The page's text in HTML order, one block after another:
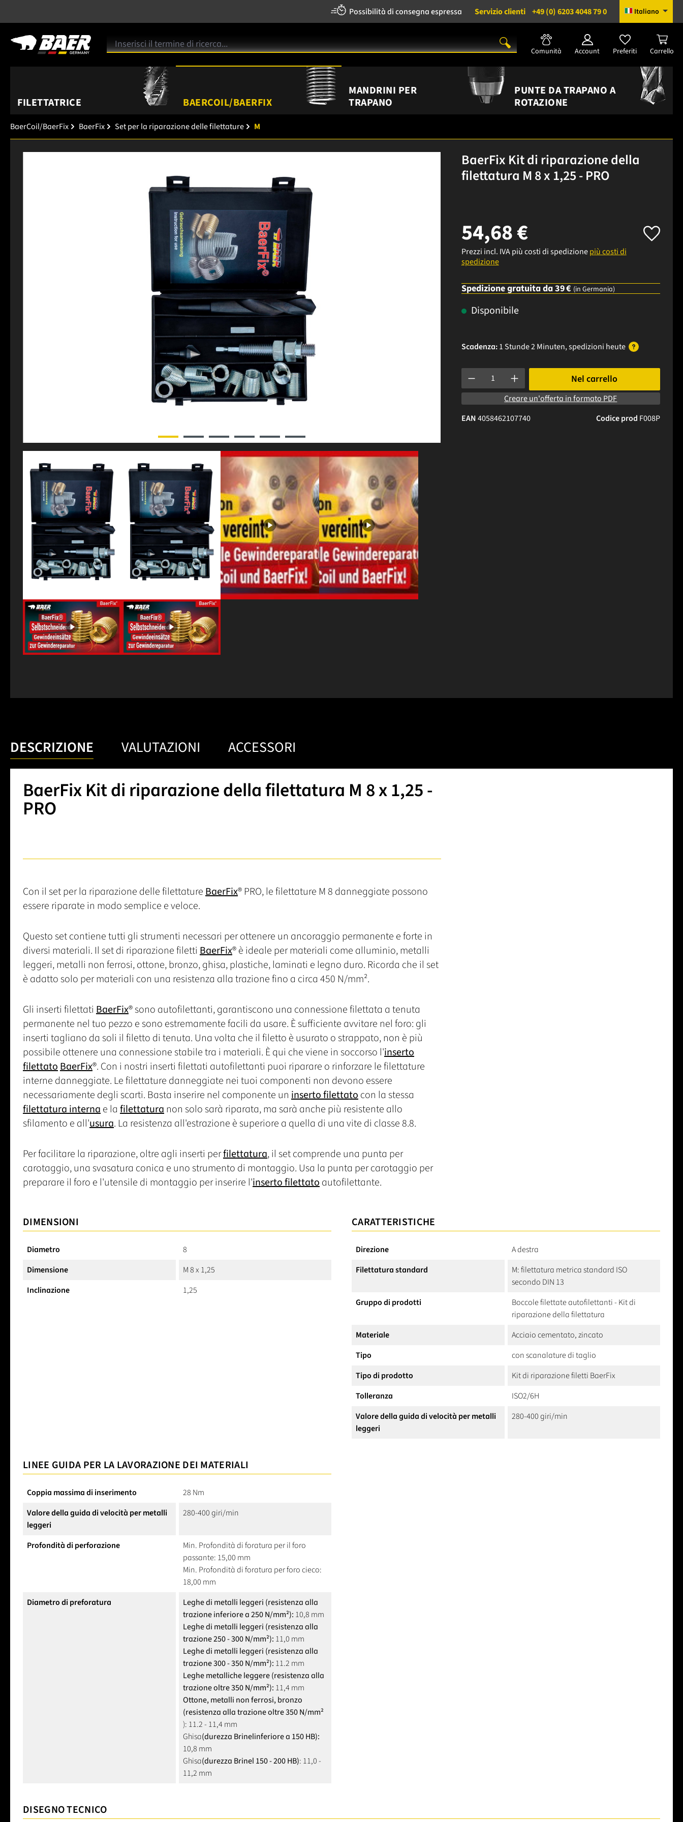
Possibilità di consegna espressa Servizio clienti +49 (0) 6203 4048 79 0 Italiano
Comunità Account Preferiti Carrello
FILETTATRICE BAERCOIL/BAERFIX
MANDRINI PER
TRAPANO
PUNTE DA TRAPANO A
ROTAZIONE
BaerCoil/BaerFix BaerFix Set per la riparazione delle filettature M
BaerFix Kit di riparazione della
filettatura M 8 x 1,25 - PRO
54,68 €
Prezzi incl. IVA più costi di spedizionepiù costi di
spedizione
Spedizione gratuita da 39 € (in Germania)
Disponibile
Scadenza:1 Stunde 2 Minuten, spedizioni heute
Quantità del prodotto: inserisci la quantità desiderata o usa i
Nel carrello
Creare un'offerta in formato PDF
Codice prod F008P
EAN4058462107740
DESCRIZIONE VALUTAZIONI ACCESSORI
BaerFix Kit di riparazione della filettatura M 8 x 1,25 -
PRO
Con il set per la riparazione delle filettatureBaerFix® PRO, le filettature M 8 danneggiate possono
essere riparate in modo semplice e veloce.
Questo set contiene tutti gli strumenti necessari per ottenere un ancoraggio permanente e forte in
diversi materiali. Il set di riparazione filetti BaerFix® è ideale per materiali come alluminio, metalli
leggeri, metalli non ferrosi, ottone, bronzo, ghisa, plastiche, laminati e legno duro. Ricorda che il set
è adatto solo per materiali con una resistenza alla trazione fino a circa 450 N/mm².
Gli inserti filettati BaerFix® sono autofilettanti, garantiscono una connessione filettata a tenuta
permanente nel tuo pezzo e sono estremamente facili da usare. È sufficiente avvitare nel foro: gli
inserti tagliano da soli il filetto di tenuta. Una volta che il filetto è usurato o strappato, non è più
possibile ottenere una connessione stabile tra i materiali. È qui che viene in soccorso l'inserto
filettatoBaerFix®. Con i nostri inserti filettati autofilettanti puoi riparare o rinforzare le filettature
interne danneggiate. Le filettature danneggiate nei tuoi componenti non devono essere
necessariamente degli scarti. Basta inserire nel componente un inserto filettatocon la stessa
filettatura internae la filettaturanon solo sarà riparata, ma sarà anche più resistente allo
sfilamento e all'usura. La resistenza all'estrazione è superiore a quella di una vite di classe 8.8.
Per facilitare la riparazione, oltre agli inserti perfilettatura, il set comprende una punta per
carotaggio, una svasatura conica e uno strumento di montaggio. Usa la punta per carotaggio per
preparare il foro e l'utensile di montaggio per inserire l'inserto filettatoautofilettante.
DIMENSIONI
Diametro
8
Dimensione
M 8 x 1,25
Inclinazione
1,25
CARATTERISTICHE
Direzione
A destra
Filettatura standard
M: filettatura metrica standard ISO
secondo DIN 13
Gruppo di prodotti
Boccole filettate autofilettanti - Kit di
riparazione della filettatura
Materiale
Acciaio cementato, zincato
Tipo
con scanalature di taglio
Tipo di prodotto
Kit di riparazione filetti BaerFix
Tolleranza
ISO2/6H
Valore della guida di velocità per metalli
leggeri
280-400 giri/min
LINEE GUIDA PER LA LAVORAZIONE DEI MATERIALI
Coppia massima di inserimento
28 Nm
Valore della guida di velocità per metalli
leggeri
280-400 giri/min
Profondità di perforazione
Min. Profondità di foratura per il foro
passante: 15,00 mm
Min. Profondità di foratura per foro cieco:
18,00 mm
Diametro di preforatura
Leghe di metalli leggeri (resistenza alla
trazione inferiore a 250 N/mm²): 10,8 mm
Leghe di metalli leggeri (resistenza alla
trazione 250 - 300 N/mm²): 11,0 mm
Leghe di metalli leggeri (resistenza alla
trazione 300 - 350 N/mm²): 11.2 mm
Leghe metalliche leggere (resistenza alla
trazione oltre 350 N/mm²): 11,4 mm
Ottone, metalli non ferrosi, bronzo
(resistenza alla trazione oltre 350 N/mm²
): 11.2 - 11,4 mm
Ghisa(durezza Brinelinferiore a 150 HB):
10,8 mm
Ghisa(durezza Brinel 150 - 200 HB): 11,0 -
11,2 mm
DISEGNO TECNICO